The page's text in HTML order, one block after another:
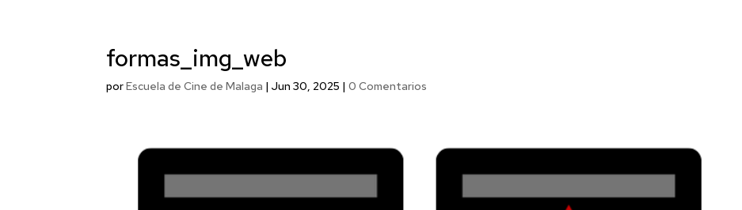
formas_img_web
porEscuela de Cine de Malaga |Jun 30, 2025 |0 Comentarios